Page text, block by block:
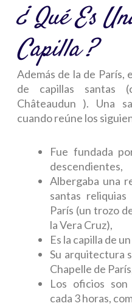
¿ Qué Es
Capilla ?
Además de la de París,
de capillas santas
Châteaudun ). Una
cuando reúne los
Fue fundada
descendientes,
Albergaba una
santas
París (un trozo
la Vera Cruz),
Es la capilla de
Su arquitectura
Chapelle de
Los oficios son
cada 3 horas,